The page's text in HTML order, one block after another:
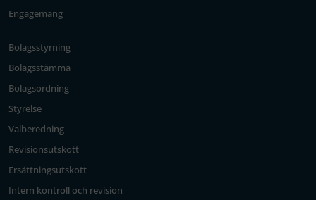
Engagemang
Bolagsstyrning
Bolagsstämma
Bolagsordning
Styrelse
Valberedning
Revisionsutskott
Ersättningsutskott
Intern kontroll och revision